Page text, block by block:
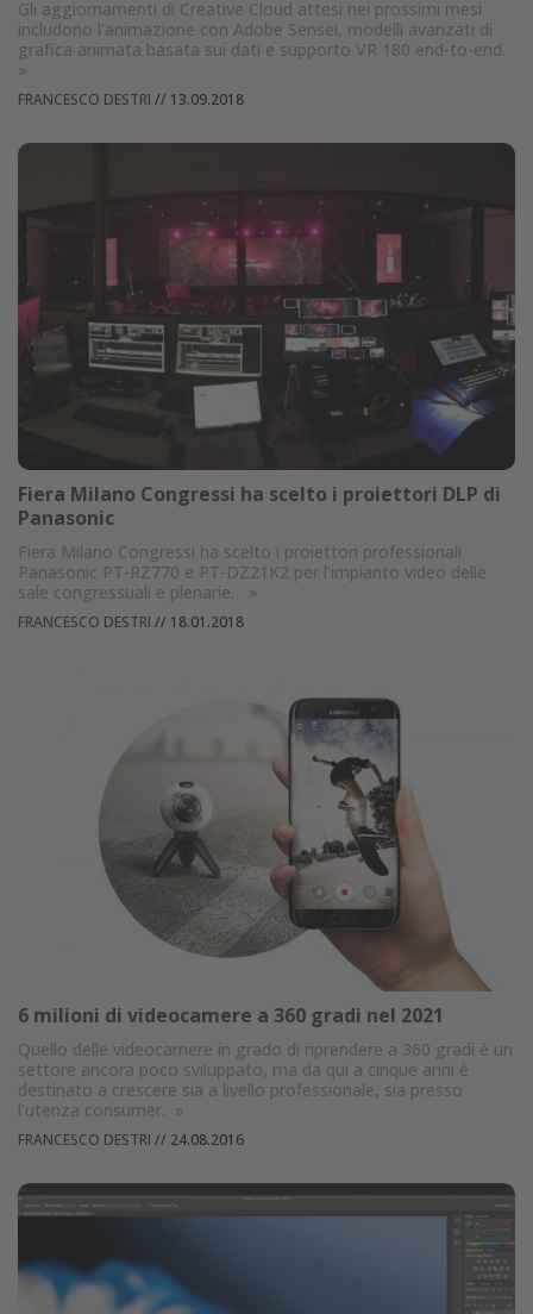
Gli aggiornamenti di Creative Cloud attesi nei prossimi mesi
includono l’animazione con Adobe Sensei, modelli avanzati di
grafica animata basata sui dati e supporto VR 180 end-to-end.
»
FRANCESCO DESTRI // 13.09.2018
Fiera Milano Congressi ha scelto i proiettori DLP di
Panasonic
Fiera Milano Congressi ha scelto i proiettori professionali
Panasonic PT-RZ770 e PT-DZ21K2 per l’impianto video delle
sale congressuali e plenarie.
»
FRANCESCO DESTRI // 18.01.2018
6 milioni di videocamere a 360 gradi nel 2021
Quello delle videocamere in grado di riprendere a 360 gradi è un
settore ancora poco sviluppato, ma da qui a cinque anni è
destinato a crescere sia a livello professionale, sia presso
l’utenza consumer. »
FRANCESCO DESTRI // 24.08.2016